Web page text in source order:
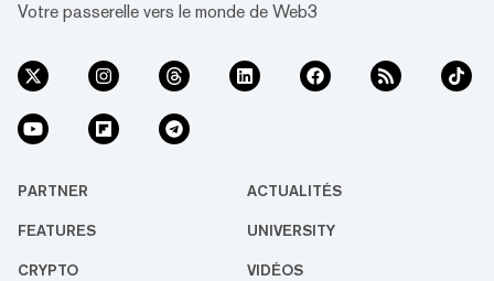
Votre passerelle vers le monde de Web3
PARTNER ACTUALITÉS
FEATURES UNIVERSITY
CRYPTO VIDÉOS